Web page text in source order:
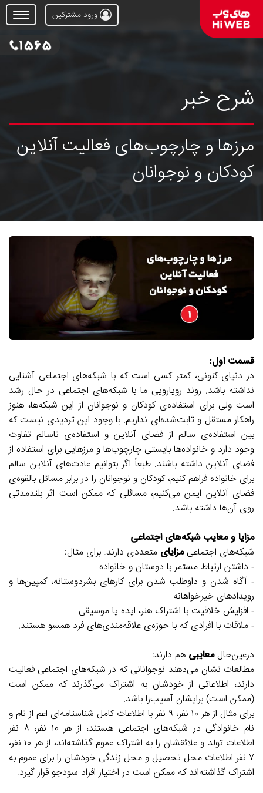
Open
Menu
ورود مشترکین
شرح خبر
مرزها و چارچوب‌های فعالیت آنلاین
کودکان و نوجوانان
قسمت اول:
در دنیای کنونی، کمتر کسی است که با شبکه‌های اجتماعی آشنایی
نداشته باشد. روند رویارویی ما با شبکه‌های اجتماعی در حال رشد
است ولی برای استفاده‌ی کودکان و نوجوانان از این شبکه‌ها، هنوز
راهکار مستقل و ثابت‌شده‌ای نداریم. با وجود این تردیدی نیست که
بین استفاده‌ی سالم از فضای آنلاین و استفاده‌ی ناسالم تفاوت
وجود دارد و خانواده‌ها بایستی چارچوب‌ها و مرزهایی برای استفاده از
فضای آنلاین داشته باشند. طبعاً اگر بتوانیم عادت‌های آنلاین سالم
برای خانواده فراهم کنیم، کودکان و نوجوانان را در برابر مسائل بالقوه‌ی
فضای آنلاین ایمن می‌کنیم، مسائلی که ممکن است اثر بلندمدتی
روی آن‌ها داشته باشد.
مزایا و معایب شبکه‌های اجتماعی
شبکه‌های اجتماعیمزایای متعددی دارند. برای مثال:
- داشتن ارتباط مستمر با دوستان و خانواده
- آگاه شدن و داوطلب شدن برای کارهای بشردوستانه، کمپین‌ها و
رویدادهای خیرخواهانه
- افزایش خلاقیت با اشتراک هنر، ایده یا موسیقی
- ملاقات با افرادی که با حوزه‌ی علاقه‌مندی‌های فرد همسو هستند.
درعین‌حالمعایبی هم دارند:
مطالعات نشان می‌دهند نوجوانانی که در شبکه‌های اجتماعی فعالیت
دارند، اطلاعاتی از خودشان به اشتراک می‌گذرند که ممکن است
(ممکن است) برایشان آسیب‌زا باشد.
برای مثال از هر ۱۰ نفر، ۹ نفر با اطلاعات کامل شناسنامه‌ای اعم از نام و
نام خانوادگی در شبکه‌های اجتماعی هستند، از هر ۱۰ نفر، ۸ نفر
اطلاعات تولد و علائقشان را به اشتراک عموم گذاشته‌اند، از هر ۱۰ نفر،
۷ نفر اطلاعات محل تحصیل و محل زندگی خودشان را برای عموم به
اشتراک گذاشته‌اند که ممکن است در اختیار افراد سودجو قرار گیرد.